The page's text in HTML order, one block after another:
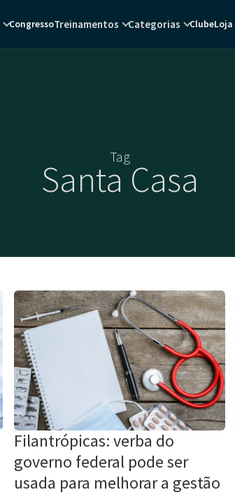
CongressoTreinamentos Categorias ClubeLoja
Tag
Santa Casa
Filantrópicas: verba do
governo federal pode ser
usada para melhorar a gestão